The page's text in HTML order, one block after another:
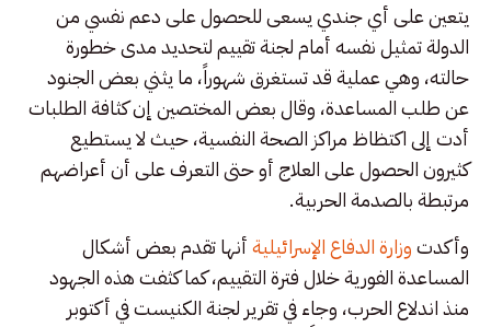
يتعين على أي جندي يسعى للحصول على دعم نفسي من
الدولة تمثيل نفسه أمام لجنة تقييم لتحديد مدى خطورة
حالته، وهي عملية قد تستغرق شهوراً، ما يثني بعض الجنود
عن طلب المساعدة، وقال بعض المختصين إن كثافة الطلبات
أدت إلى اكتظاظ مراكز الصحة النفسية، حيث لا يستطيع
كثيرون الحصول على العلاج أو حتى التعرف على أن أعراضهم
مرتبطة بالصدمة الحربية.
وأكدتوزارة الدفاع الإسرائيليةأنها تقدم بعض أشكال
المساعدة الفورية خلال فترة التقييم، كما كثفت هذه الجهود
منذ اندلاع الحرب، وجاء في تقرير لجنة الكنيست في أكتوبر